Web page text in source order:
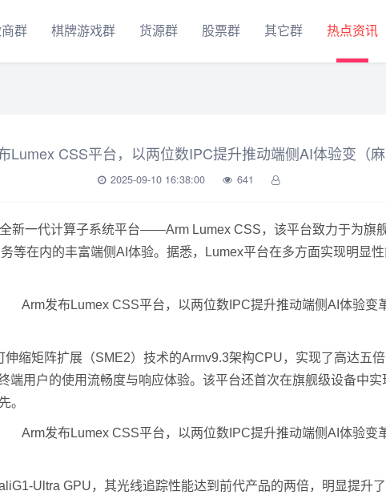
群 棋牌游戏群 货源群 股票群 其它群 热点资讯
Lumex CSS平台，以两位数IPC提升推动端侧AI体验变（
2025-09-10 16:38:00 641
一代计算子系统平台——Arm Lumex CSS，该平台致力于为旗
等在内的丰富端侧AI体验。据悉，Lumex平台在多方面实现明显
矩阵扩展（SME2）技术的Armv9.3架构CPU，实现了高达五
端用户的使用流畅度与响应体验。该平台还首次在旗舰级设备中
。
Ultra GPU，其光线追踪性能达到前代产品的两倍，明显提升